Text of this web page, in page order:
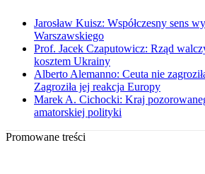
Jarosław Kuisz: Współczesny sens
Warszawskiego
Prof. Jacek Czaputowicz: Rząd
kosztem Ukrainy
Alberto Alemanno: Ceuta nie
Zagroziła jej reakcja Europy
Marek A. Cichocki: Kraj
amatorskiej polityki
Promowane treści